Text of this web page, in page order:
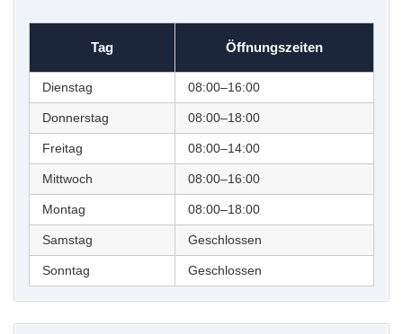
Tag Öffnungszeiten
Dienstag 08:00–16:00
Donnerstag 08:00–18:00
Freitag 08:00–14:00
Mittwoch 08:00–16:00
Montag 08:00–18:00
Samstag Geschlossen
Sonntag Geschlossen